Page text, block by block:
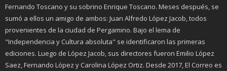
Fernando Toscano y su sobrino Enrique Toscano. Meses después, se
sumó a ellos un amigo de ambos: Juan Alfredo López Jacob, todos
provenientes de la ciudad de Pergamino. Bajo el lema de
"Independencia y Cultura absoluta" se identificaron las primeras
ediciones. Luego de López Jacob, sus directores fueron Emilio López
Saez, Fernando López y Carolina López Ortiz. Desde 2017, El Correo es